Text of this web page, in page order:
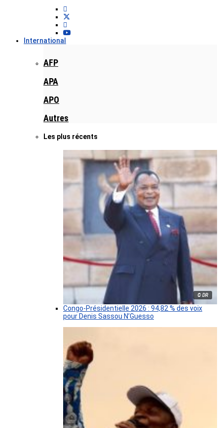
International
AFP
APA
APO
Autres
Les plus récents
© DR
Congo-Présidentielle 2026 : 94,82 % des voix
pour Denis Sassou N’Guesso